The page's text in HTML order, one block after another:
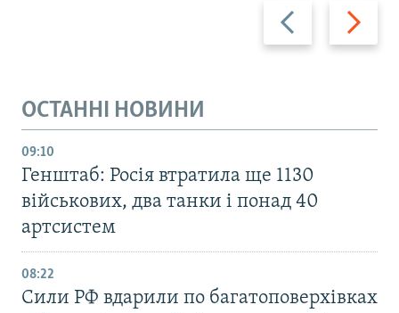
Назад Вперед
ОСТАННІ НОВИНИ
09:10
Генштаб: Росія втратила ще 1130
військових, два танки і понад 40
артсистем
08:22
Сили РФ вдарили по багатоповерхівках